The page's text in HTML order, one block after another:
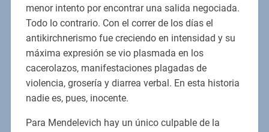
menor intento por encontrar una salida negociada.
Todo lo contrario. Con el correr de los días el
antikirchnerismo fue creciendo en intensidad y su
máxima expresión se vio plasmada en los
cacerolazos, manifestaciones plagadas de
violencia, grosería y diarrea verbal. En esta historia
nadie es, pues, inocente.
Para Mendelevich hay un único culpable de la